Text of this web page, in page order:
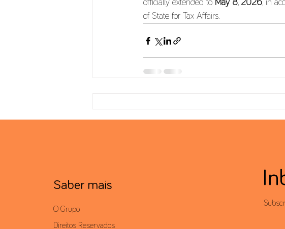
officially extended to May 8, 2026, in
of State for Tax Affairs.
Saber mais
O Grupo
Direitos Reservados